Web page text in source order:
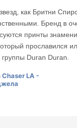
как Бритни
Бренд в
принты
прославился
Duran Duran.